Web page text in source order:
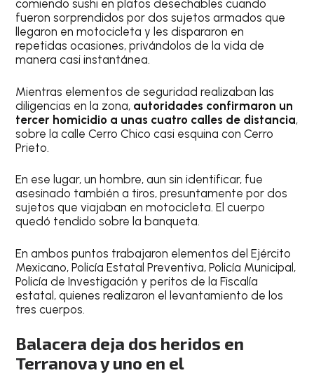
comiendo sushi en platos desechables cuando
fueron sorprendidos por dos sujetos armados que
llegaron en motocicleta y les dispararon en
repetidas ocasiones, privándolos de la vida de
manera casi instantánea.
Mientras elementos de seguridad realizaban las
diligencias en la zona, autoridades confirmaron un
tercer homicidio a unas cuatro calles de distancia,
sobre la calle Cerro Chico casi esquina con Cerro
Prieto.
En ese lugar, un hombre, aun sin identificar, fue
asesinado también a tiros, presuntamente por dos
sujetos que viajaban en motocicleta. El cuerpo
quedó tendido sobre la banqueta.
En ambos puntos trabajaron elementos del Ejército
Mexicano, Policía Estatal Preventiva, Policía Municipal,
Policía de Investigación y peritos de la Fiscalía
estatal, quienes realizaron el levantamiento de los
tres cuerpos.
Balacera deja dos heridos en
Terranova y uno en el